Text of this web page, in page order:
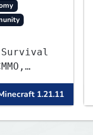
Survival
focus
long-
1.21.11